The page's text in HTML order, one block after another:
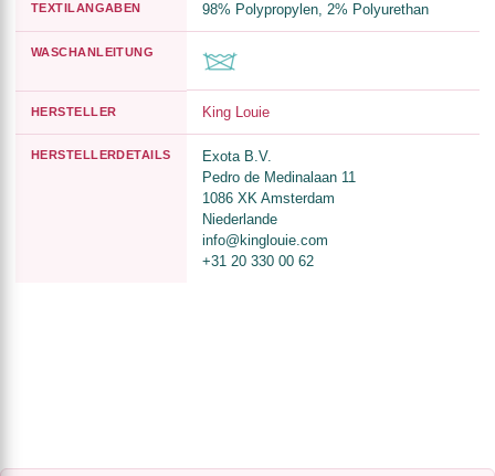
TEXTILANGABEN 98% Polypropylen, 2% Polyurethan
WASCHANLEITUNG
HERSTELLER King Louie
HERSTELLERDETAILS
Exota B.V.
Pedro de Medinalaan 11
1086 XK Amsterdam
Niederlande
info@kinglouie.com
+31 20 330 00 62